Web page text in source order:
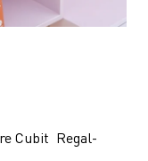
Cubit  Regal-